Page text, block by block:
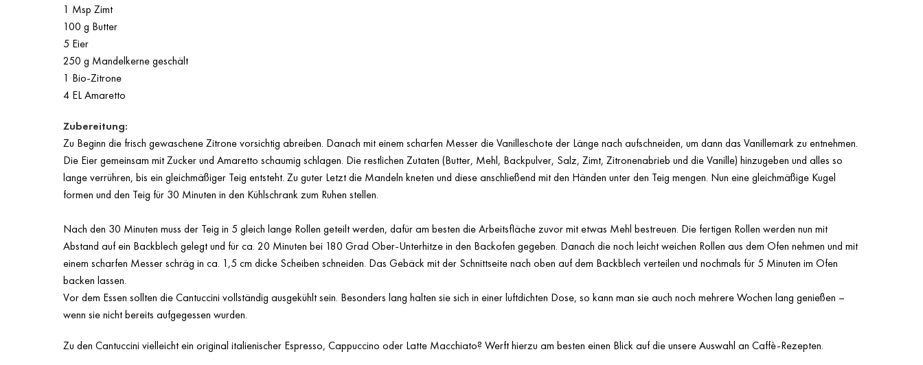
1 Msp Zimt
100 g Butter
5 Eier
250 g Mandelkerne geschält
1 Bio-Zitrone
4 EL Amaretto
Zubereitung:
Zu Beginn die frisch gewaschene Zitrone vorsichtig abreiben. Danach mit einem scharfen Messer die Vanilleschote der Länge nach aufschneiden, um dann das Vanillemark zu entnehmen.
Die Eier gemeinsam mit Zucker und Amaretto schaumig schlagen. Die restlichen Zutaten (Butter, Mehl, Backpulver, Salz, Zimt, Zitronenabrieb und die Vanille) hinzugeben und alles so
lange verrühren, bis ein gleichmäßiger Teig entsteht. Zu guter Letzt die Mandeln kneten und diese anschließend mit den Händen unter den Teig mengen. Nun eine gleichmäßige Kugel
formen und den Teig für 30 Minuten in den Kühlschrank zum Ruhen stellen.
Nach den 30 Minuten muss der Teig in 5 gleich lange Rollen geteilt werden, dafür am besten die Arbeitsfläche zuvor mit etwas Mehl bestreuen. Die fertigen Rollen werden nun mit
Abstand auf ein Backblech gelegt und für ca. 20 Minuten bei 180 Grad Ober-Unterhitze in den Backofen gegeben. Danach die noch leicht weichen Rollen aus dem Ofen nehmen und mit
einem scharfen Messer schräg in ca. 1,5 cm dicke Scheiben schneiden. Das Gebäck mit der Schnittseite nach oben auf dem Backblech verteilen und nochmals für 5 Minuten im Ofen
backen lassen.
Vor dem Essen sollten die Cantuccini vollständig ausgekühlt sein. Besonders lang halten sie sich in einer luftdichten Dose, so kann man sie auch noch mehrere Wochen lang genießen –
wenn sie nicht bereits aufgegessen wurden.
Zu den Cantuccini vielleicht ein original italienischer Espresso, Cappuccino oder Latte Macchiato? Werft hierzu am besten einen Blick auf die unsere Auswahl an Caffè-Rezepten.